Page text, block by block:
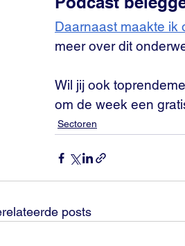
Daarnaast maakte ik
meer over dit
Wil jij ook
om de week een
Sectoren
posts